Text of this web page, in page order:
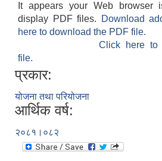
It appears your Web browser
display PDF files.
Download
here to download the PDF file.
Click here to
file.
प्रकार:
योजना तथा परियोजना
आर्थिक वर्ष:
२०८१।०८२